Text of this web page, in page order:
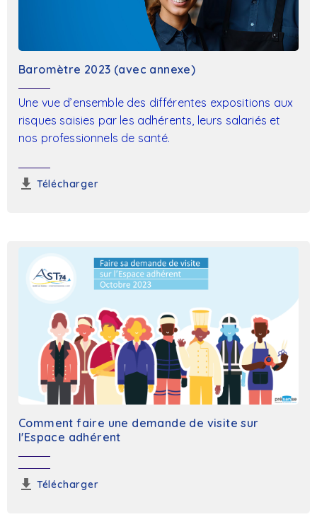
Baromètre 2023 (avec annexe)
Une vue d’ensemble des différentes expositions aux
risques saisies par les adhérents, leurs salariés et
nos professionnels de santé.
Télécharger
Comment faire une demande de visite sur
l'Espace adhérent
Télécharger